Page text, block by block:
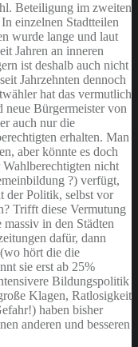
Beteiligung im zweiten
einzelnen Stadtteilen
wurde lange und laut
Jahren an inneren
ist deshalb auch nicht
Jahrzehnten dennoch
hat das vermutlich
neue Bürgermeister von
auch nur die
erhalten. Man
aber könnte es doch
nicht
?) verfügt,
der Politik, selbst vor
Trifft diese Vermutung
in den Städten
dafür, dann
hört die die
sie erst ab 25%
Bildungspolitik
Klagen, Ratlosigkeit
haben bisher
anderen und besseren